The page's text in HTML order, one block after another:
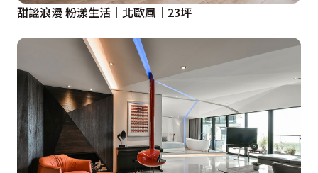
甜謐浪漫 粉漾生活｜北歐風｜23坪